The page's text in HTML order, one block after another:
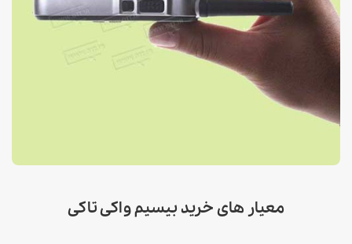
معیار های خرید بیسیم واکی تاکی